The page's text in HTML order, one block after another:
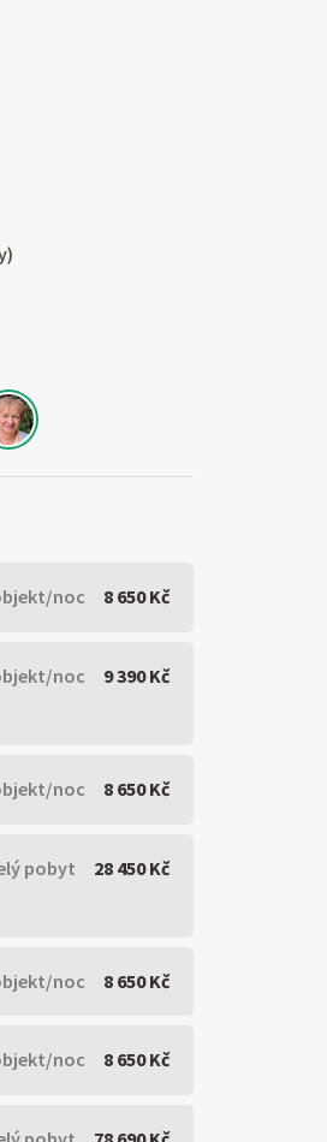
noc 8 650 Kč
noc
9 390 Kč
noc 8 650 Kč
pobyt
28 450 Kč
noc 8 650 Kč
noc 8 650 Kč